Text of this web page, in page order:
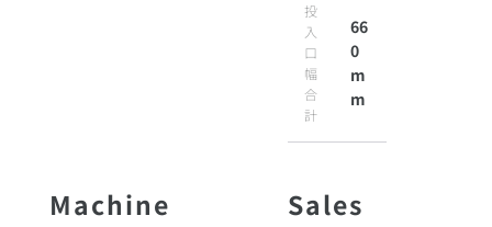
投
入
口
幅
合
計
66
0
m
m